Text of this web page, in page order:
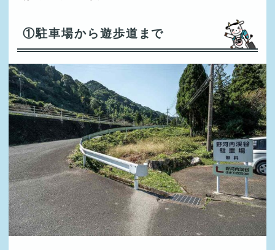
①駐車場から遊歩道まで